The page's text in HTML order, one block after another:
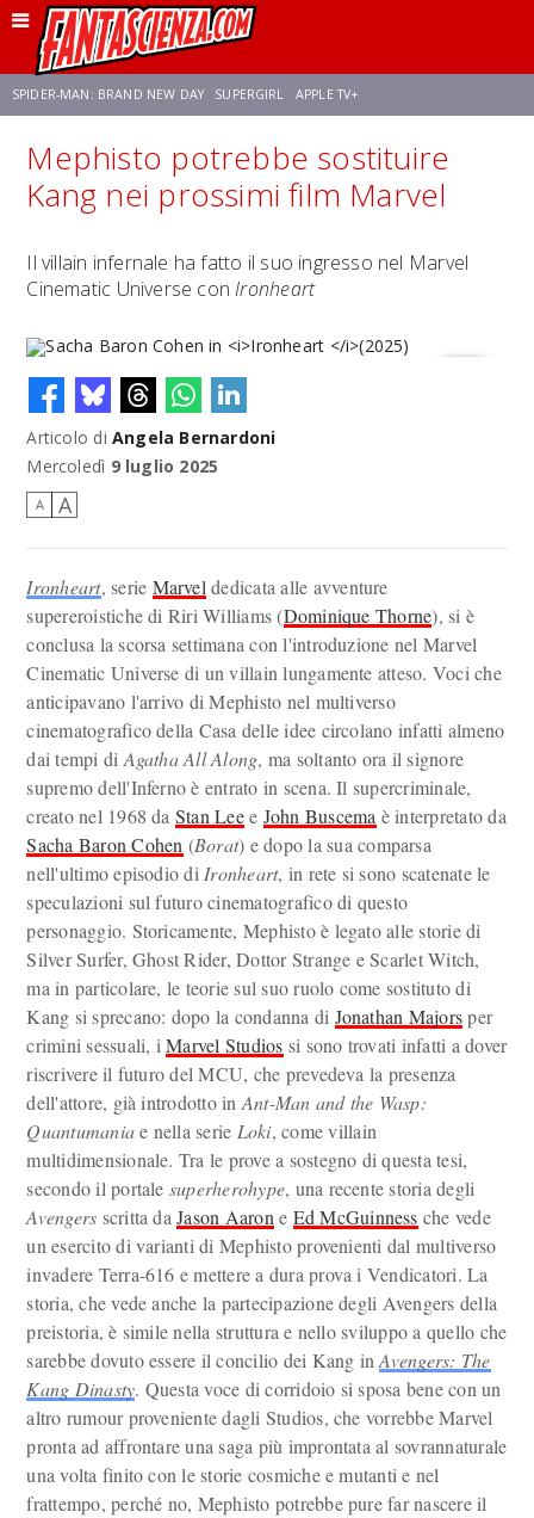
SPIDER-MAN: BRAND NEW DAY SUPERGIRL APPLE TV+
FRANCO RICCIARDIELLO ZENDAYA STAR TREK AVENGERS: DOOMSDAY
Mephisto potrebbe sostituire
Kang nei prossimi film Marvel
Il villain infernale ha fatto il suo ingresso nel Marvel
Cinematic Universe conIronheart
Sacha Baron Cohen in
Articolo di Angela Bernardoni
Mercoledì 9 luglio 2025
A A
Ironheart, serie Marvel dedicata alle avventure
supereroistiche di Riri Williams (Dominique Thorne), si è
conclusa la scorsa settimana con l'introduzione nel Marvel
Cinematic Universe di un villain lungamente atteso. Voci che
anticipavano l'arrivo di Mephisto nel multiverso
cinematografico della Casa delle idee circolano infatti almeno
dai tempi di Agatha All Along, ma soltanto ora il signore
supremo dell'Inferno è entrato in scena. Il supercriminale,
creato nel 1968 da Stan Leee John Buscema è interpretato da
Sacha Baron Cohen (Borat) e dopo la sua comparsa
nell'ultimo episodio di Ironheart, in rete si sono scatenate le
speculazioni sul futuro cinematografico di questo
personaggio. Storicamente, Mephisto è legato alle storie di
Silver Surfer, Ghost Rider, Dottor Strange e Scarlet Witch,
ma in particolare, le teorie sul suo ruolo come sostituto di
Kang si sprecano: dopo la condanna di Jonathan Majorsper
crimini sessuali, iMarvel Studios si sono trovati infatti a dover
riscrivere il futuro del MCU, che prevedeva la presenza
dell'attore, già introdotto in Ant-Man and the Wasp:
Quantumaniae nella serie Loki, come villain
multidimensionale. Tra le prove a sostegno di questa tesi,
secondo il portale superherohype, una recente storia degli
Avengers scritta daJason Aaron e Ed McGuinness che vede
un esercito di varianti di Mephisto provenienti dal multiverso
invadere Terra-616 e mettere a dura prova i Vendicatori. La
storia, che vede anche la partecipazione degli Avengers della
preistoria, è simile nella struttura e nello sviluppo a quello che
sarebbe dovuto essere il concilio dei Kang inAvengers: The
Kang Dinasty. Questa voce di corridoio si sposa bene con un
altro rumour proveniente dagli Studios, che vorrebbe Marvel
pronta ad affrontare una saga più improntata al sovrannaturale
una volta finito con le storie cosmiche e mutanti e nel
frattempo, perché no, Mephisto potrebbe pure far nascere il